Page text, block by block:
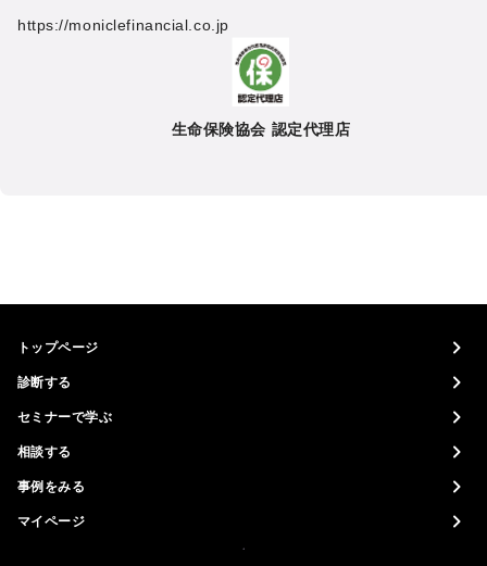
https://moniclefinancial.co.jp
生命保険協会 認定代理店
トップページ
診断する
セミナーで学ぶ
相談する
事例をみる
マイページ